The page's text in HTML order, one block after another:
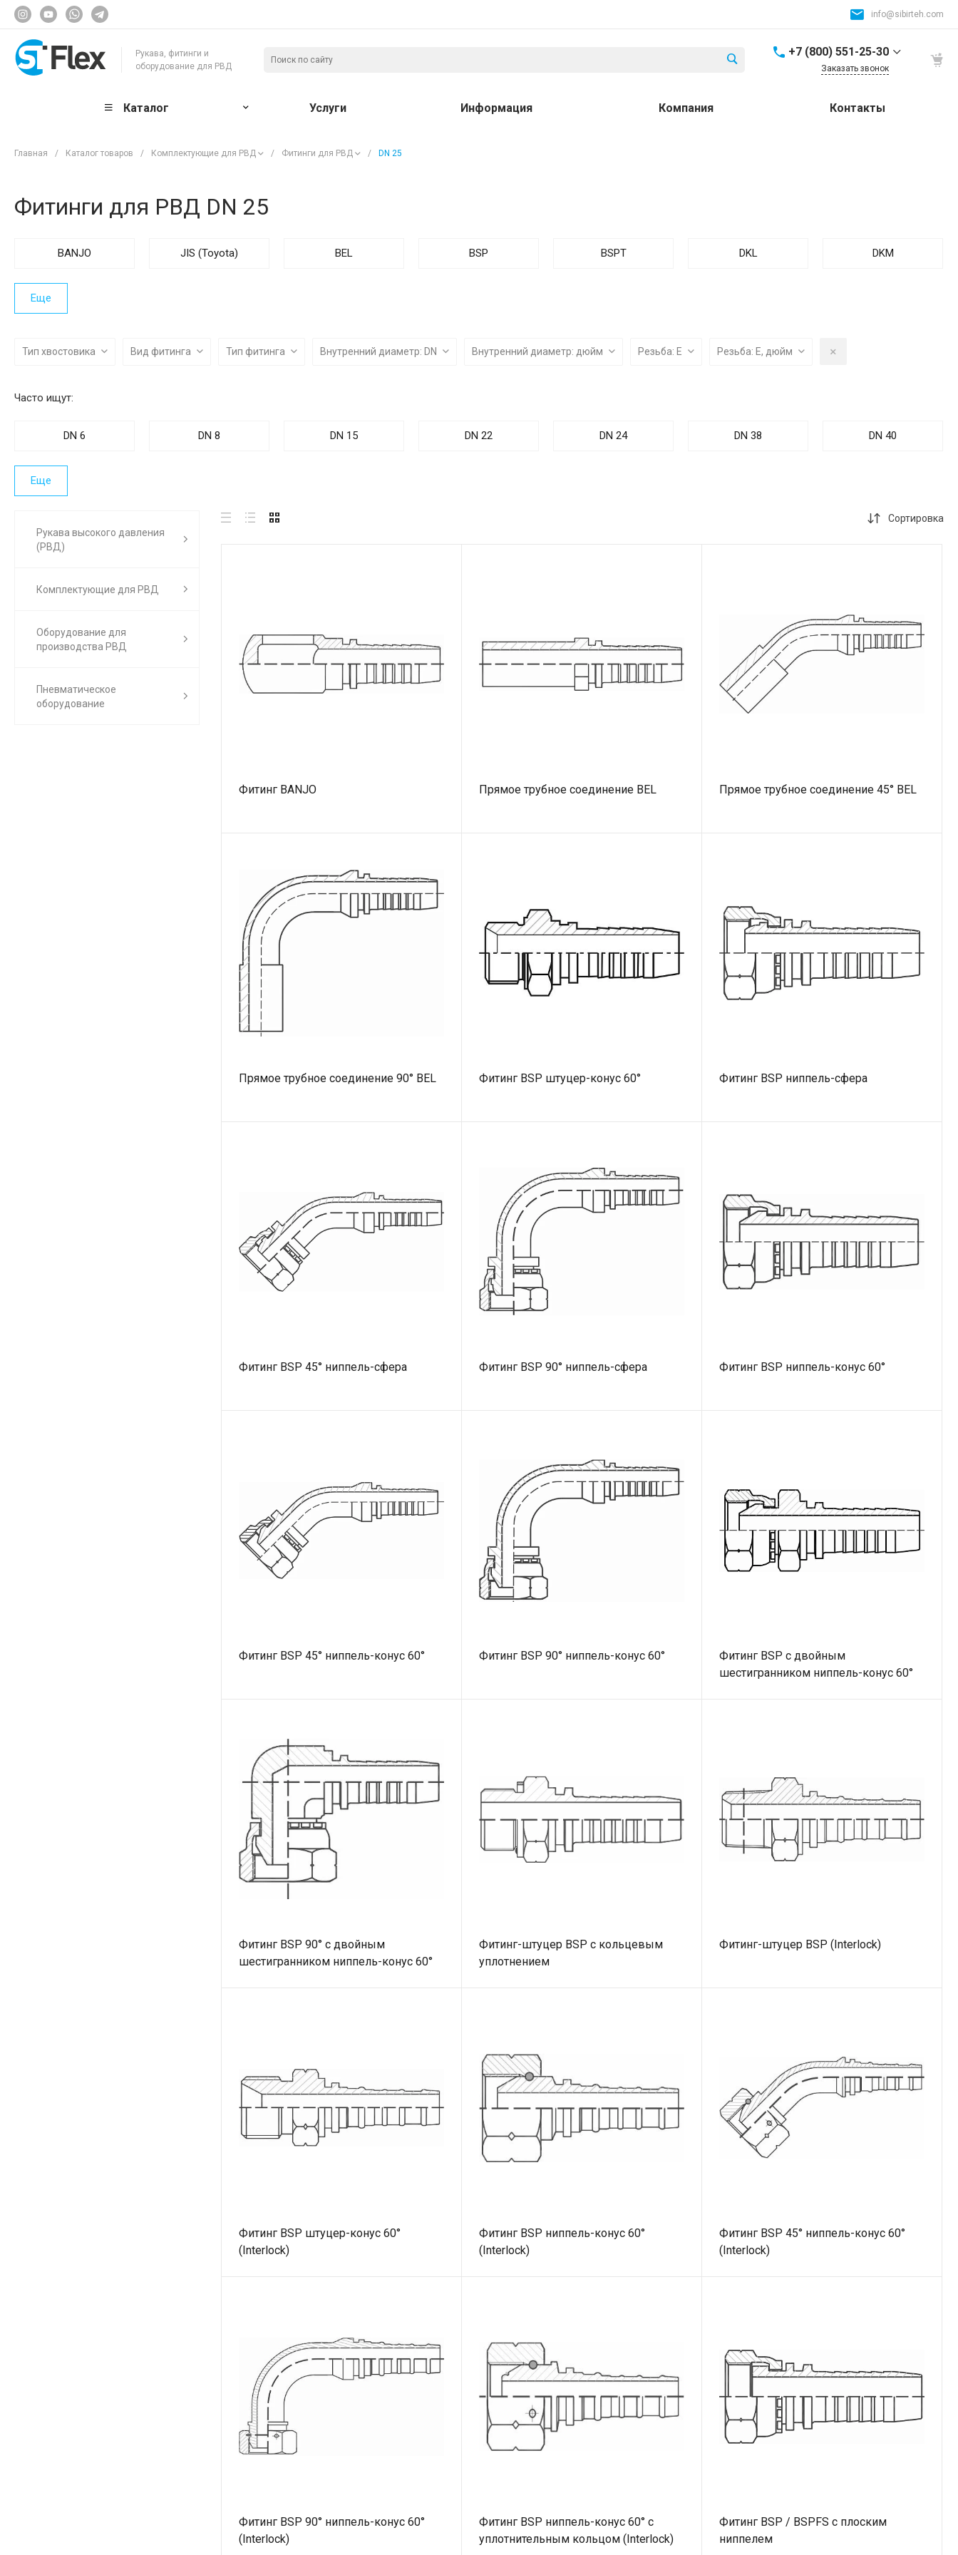
info@sibirteh.com
Рукава, фитинги и
оборудование для РВД
+7 (800) 551-25-30
Россия и СНГ
Заказать звонок
Каталог Услуги Информация Компания Контакты
Главная / Каталог товаров / Комплектующие для РВД / Фитинги для РВД / DN 25
Фитинги для РВД DN 25
BANJO JIS (Toyota) BEL BSP BSPT DKL DKM
Еще
Тип хвостовика Вид фитинга Тип фитинга Внутренний диаметр: DN Внутренний диаметр: дюйм Резьба: Е Резьба: Е, дюйм
Часто ищут:
DN 6 DN 8 DN 15 DN 22 DN 24 DN 38 DN 40
Еще
Рукава высокого давления
(РВД)
Комплектующие для РВД
Оборудование для
производства РВД
Пневматическое
оборудование
Сортировка
Фитинг BANJO Прямое трубное соединение BEL Прямое трубное соединение 45° BEL
Прямое трубное соединение 90° BEL Фитинг BSP штуцер-конус 60° Фитинг BSP ниппель-сфера
Фитинг BSP 45° ниппель-сфера Фитинг BSP 90° ниппель-сфера Фитинг BSP ниппель-конус 60°
Фитинг BSP 45° ниппель-конус 60° Фитинг BSP 90° ниппель-конус 60°
Фитинг BSP с двойным
шестигранником ниппель-конус 60°
Фитинг BSP 90° с двойным
шестигранником ниппель-конус 60°
Фитинг-штуцер BSP с кольцевым
уплотнением
Фитинг-штуцер BSP (Interlock)
Фитинг BSP штуцер-конус 60°
(Interlock)
Фитинг BSP ниппель-конус 60°
(Interlock)
Фитинг BSP 45° ниппель-конус 60°
(Interlock)
Фитинг BSP 90° ниппель-конус 60°
(Interlock)
Фитинг BSP ниппель-конус 60° с
уплотнительным кольцом (Interlock)
Фитинг BSP / BSPFS c плоским
ниппелем